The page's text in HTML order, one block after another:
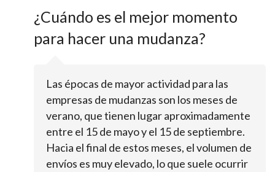
¿Cuándo es el mejor momento
para hacer una mudanza?
Las épocas de mayor actividad para las
empresas de mudanzas son los meses de
verano, que tienen lugar aproximadamente
entre el 15 de mayo y el 15 de septiembre.
Hacia el final de estos meses, el volumen de
envíos es muy elevado, lo que suele ocurrir